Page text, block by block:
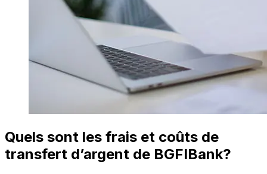
Quels sont les frais et coûts de
transfert d’argent de BGFIBank?